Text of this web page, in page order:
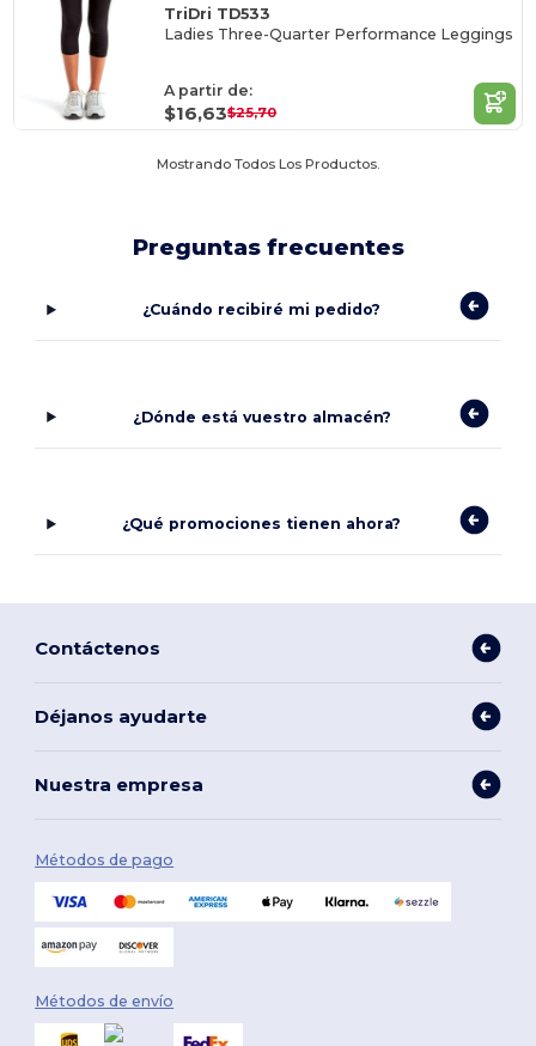
TriDri TD533
Ladies Three-Quarter Performance Leggings
A partir de:
$16,63$25,70
Mostrando Todos Los Productos.
Preguntas frecuentes
¿Cuándo recibiré mi pedido?
¿Dónde está vuestro almacén?
¿Qué promociones tienen ahora?
Contáctenos
Déjanos ayudarte
Nuestra empresa
Métodos de pago
Métodos de envío